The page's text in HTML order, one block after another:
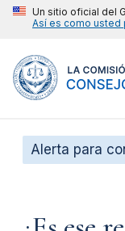
Un sitio oficial del
Así es como usted
Alerta para